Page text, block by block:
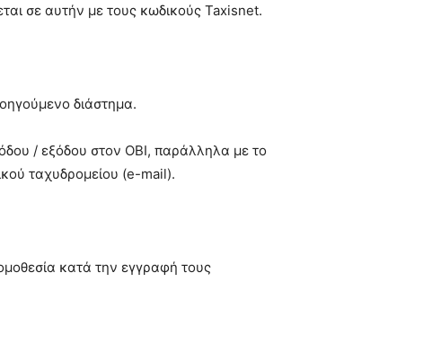
σε αυτήν με τους κωδικούς Taxisnet.
διάστημα.
/ εξόδου στον ΟΒΙ, παράλληλα με το
ταχυδρομείου (e-mail).
κατά την εγγραφή τους